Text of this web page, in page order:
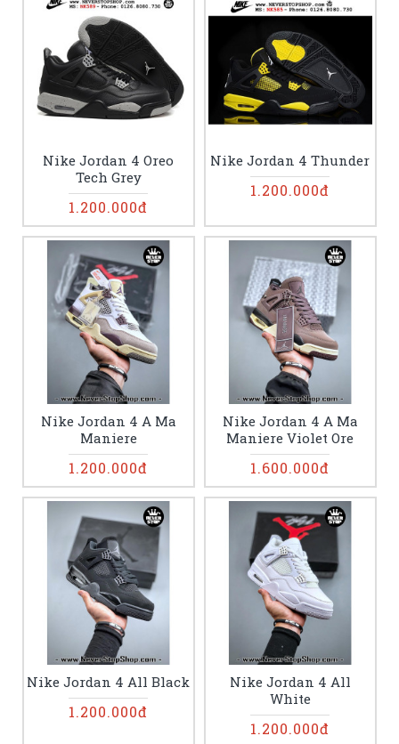
Nike Jordan 4 Oreo
Tech Grey
1.200.000đ
Nike Jordan 4 Thunder
1.200.000đ
Nike Jordan 4 A Ma
Maniere
1.200.000đ
Nike Jordan 4 A Ma
Maniere Violet Ore
1.600.000đ
Nike Jordan 4 All Black
1.200.000đ
Nike Jordan 4 All
White
1.200.000đ